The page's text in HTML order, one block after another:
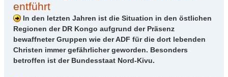
entführt
In den letzten Jahren ist die Situation in den östlichen
Regionen der DR Kongo aufgrund der Präsenz
bewaffneter Gruppen wie der ADF für die dort lebenden
Christen immer gefährlicher geworden. Besonders
betroffen ist der Bundesstaat Nord-Kivu.